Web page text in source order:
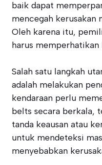
baik dapat
mencegah kerusakan
Oleh karena itu,
harus
Salah satu langkah
adalah melakukan
kendaraan perlu
belts secara berkala,
tanda keausan atau
untuk mendeteksi
menyebabkan